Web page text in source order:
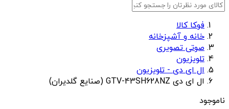
فوکا کالا
خانه و آشپزخانه
صوتی تصویری
تلویزیون
ال ای دی - تلویزیون
ال ای دی GTV-43SH628NZ (صنایع گلدیران)
ناموجود